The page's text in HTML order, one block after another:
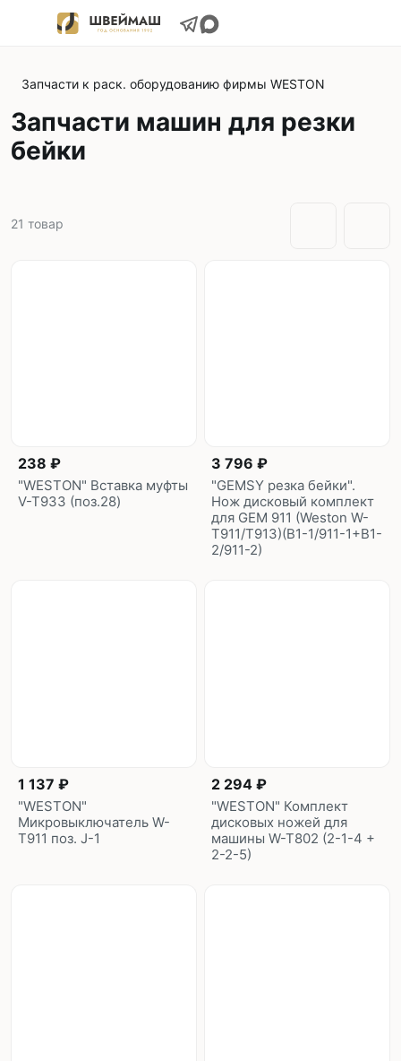
Запчасти к раск. оборудованию фирмы WESTON
Запчасти машин для резки
бейки
21 товар
238 ₽
"WESTON" Вставка муфты
V-T933 (поз.28)
3 796 ₽
"GEMSY резка бейки".
Нож дисковый комплект
для GEM 911 (Weston W-
T911/T913)(B1-1/911-1+B1-
2/911-2)
1 137 ₽
"WESTON"
Микровыключатель W-
T911 поз. J-1
2 294 ₽
"WESTON" Комплект
дисковых ножей для
машины W-T802 (2-1-4 +
2-2-5)